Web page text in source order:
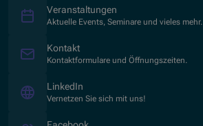
Veranstaltungen
Aktuelle Events, Seminare und vieles mehr.
Kontakt
Kontaktformulare und Öffnungszeiten.
LinkedIn
Vernetzen Sie sich mit uns!